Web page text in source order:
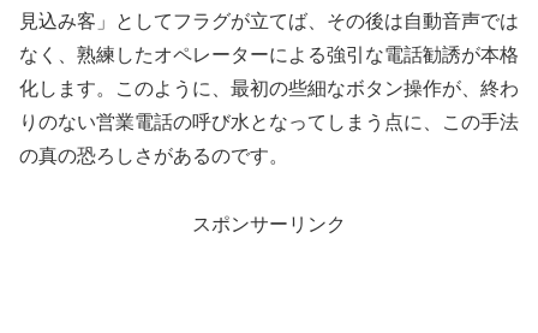
見込み客」としてフラグが立てば、その後は自動音声では
なく、熟練したオペレーターによる強引な電話勧誘が本格
化します。このように、最初の些細なボタン操作が、終わ
りのない営業電話の呼び水となってしまう点に、この手法
の真の恐ろしさがあるのです。
スポンサーリンク